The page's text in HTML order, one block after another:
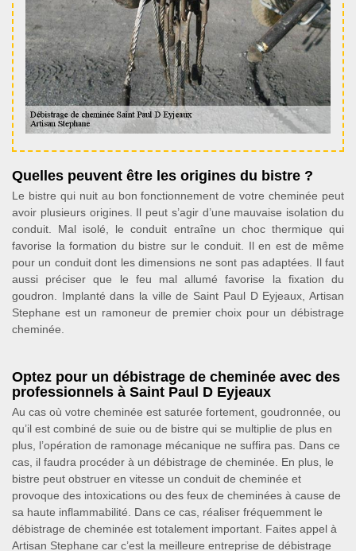
Quelles peuvent être les origines du bistre ?
Le bistre qui nuit au bon fonctionnement de votre cheminée peut
avoir plusieurs origines. Il peut s’agir d’une mauvaise isolation du
conduit. Mal isolé, le conduit entraîne un choc thermique qui
favorise la formation du bistre sur le conduit. Il en est de même
pour un conduit dont les dimensions ne sont pas adaptées. Il faut
aussi préciser que le feu mal allumé favorise la fixation du
goudron. Implanté dans la ville de Saint Paul D Eyjeaux, Artisan
Stephane est un ramoneur de premier choix pour un débistrage
cheminée.
Optez pour un débistrage de cheminée avec des
professionnels à Saint Paul D Eyjeaux
Au cas où votre cheminée est saturée fortement, goudronnée, ou
qu’il est combiné de suie ou de bistre qui se multiplie de plus en
plus, l’opération de ramonage mécanique ne suffira pas. Dans ce
cas, il faudra procéder à un débistrage de cheminée. En plus, le
bistre peut obstruer en vitesse un conduit de cheminée et
provoque des intoxications ou des feux de cheminées à cause de
sa haute inflammabilité. Dans ce cas, réaliser fréquemment le
débistrage de cheminée est totalement important. Faites appel à
Artisan Stephane car c’est la meilleure entreprise de débistrage